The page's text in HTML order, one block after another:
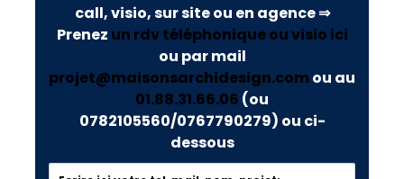
call, visio, sur site ou en agence ⇒
Prenez un rdv téléphonique ou visio ici
ou par mail
projet@maisonsarchidesign.com ou au
01.88.31.66.06 (ou
0782105560/0767790279) ou ci-
dessous